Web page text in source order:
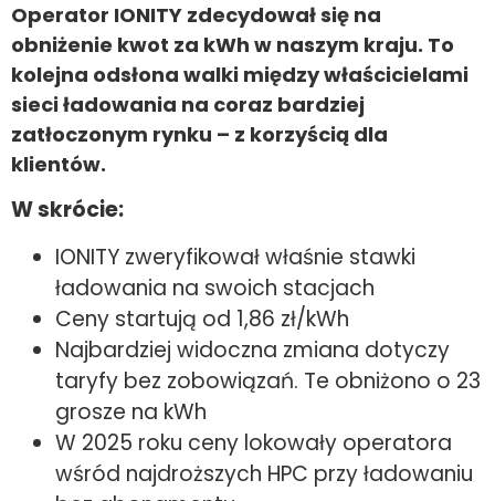
Operator IONITY zdecydował się na
obniżenie kwot za kWh w naszym kraju. To
kolejna odsłona walki między właścicielami
sieci ładowania na coraz bardziej
zatłoczonym rynku – z korzyścią dla
klientów.
W skrócie:
IONITY zweryfikował właśnie stawki
ładowania na swoich stacjach
Ceny startują od 1,86 zł/kWh
Najbardziej widoczna zmiana dotyczy
taryfy bez zobowiązań. Te obniżono o 23
grosze na kWh
W 2025 roku ceny lokowały operatora
wśród najdroższych HPC przy ładowaniu